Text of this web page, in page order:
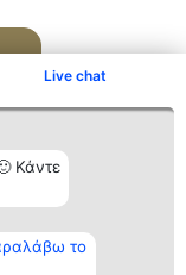
Live chat
Κάντε
το
Επικοινωνία
Επικοινωνία